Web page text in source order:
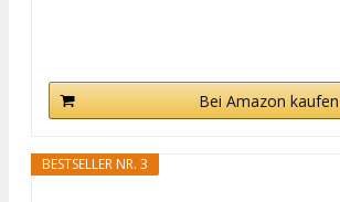
Bei Amazon kaufen
BESTSELLER NR. 3